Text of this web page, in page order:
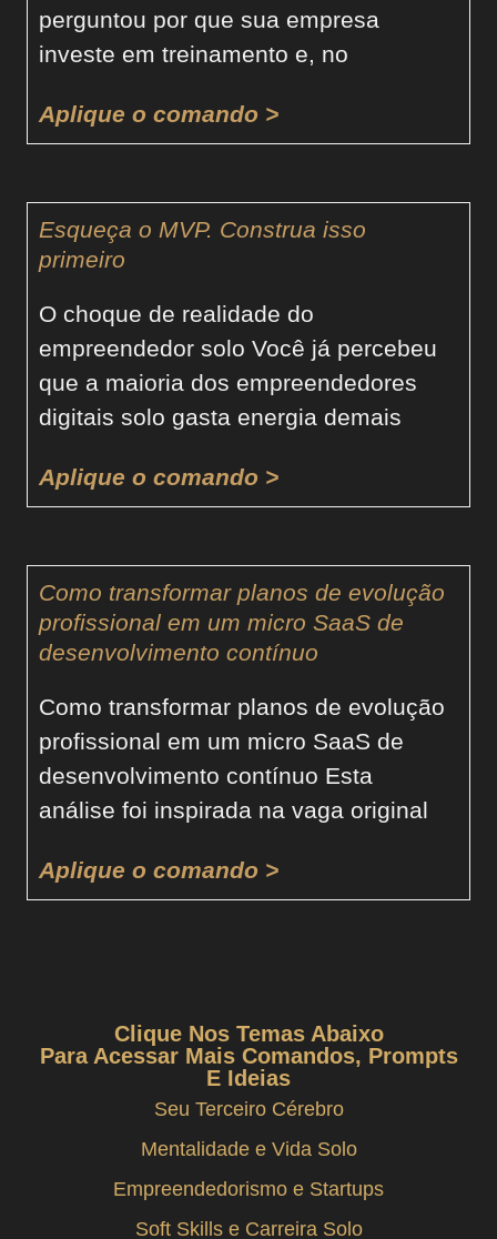
perguntou por que sua empresa
investe em treinamento e, no
Aplique o comando >
Esqueça o MVP. Construa isso
primeiro
O choque de realidade do
empreendedor solo Você já percebeu
que a maioria dos empreendedores
digitais solo gasta energia demais
Aplique o comando >
Como transformar planos de evolução
profissional em um micro SaaS de
desenvolvimento contínuo
Como transformar planos de evolução
profissional em um micro SaaS de
desenvolvimento contínuo Esta
análise foi inspirada na vaga original
Aplique o comando >
Clique Nos Temas Abaixo
Para Acessar Mais Comandos, Prompts
E Ideias
Seu Terceiro Cérebro
Mentalidade e Vida Solo
Empreendedorismo e Startups
Soft Skills e Carreira Solo